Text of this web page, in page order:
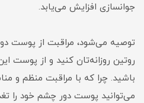
جوانسازی افزایش می‌یابد.
توصیه می‌شود، مراقبت از پوست
روتین روزانه‌تان کنید و از پوست
باشید. چرا که با مراقبت منظم و
می‌توانید پوست دور چشم خود را